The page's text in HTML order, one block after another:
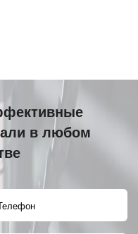
в любом